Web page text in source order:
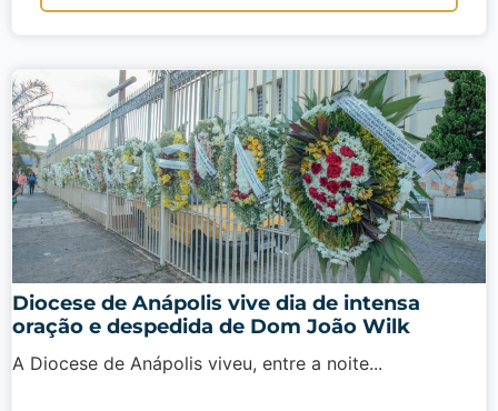
Diocese de Anápolis vive dia de intensa
oração e despedida de Dom João Wilk
A Diocese de Anápolis viveu, entre a noite...